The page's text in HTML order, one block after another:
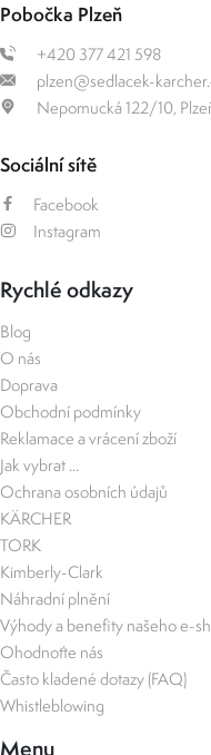
Pobočka Plzeň
+420 377 421 598
plzen@sedlacek-
Nepomucká 122/10,
Sociální sítě
Facebook
Instagram
Rychlé odkazy
Blog
O nás
Doprava
Obchodní podmínky
Reklamace a vrácení zboží
Jak vybrat ...
Ochrana osobních údajů
KÄRCHER
TORK
Kimberly-Clark
Náhradní plnění
Výhody a benefity našeho e-
Ohodnoťte nás
Často kladené dotazy (FAQ)
Whistleblowing
Menu